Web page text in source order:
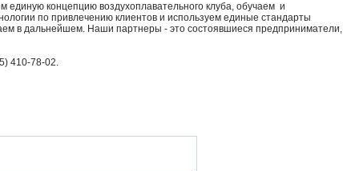
единую концепцию воздухоплавательного клуба, обучаем и
по привлечению клиентов и используем единые стандарты
в дальнейшем. Наши партнеры - это состоявшиеся предприниматели,
410-78-02.